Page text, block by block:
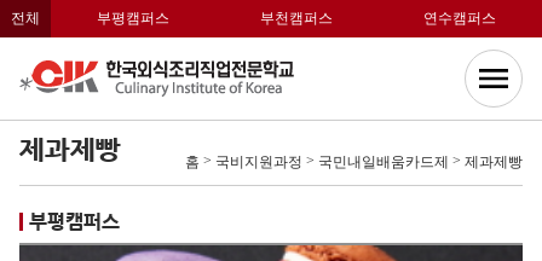
전체 부평캠퍼스 부천캠퍼스 연수캠퍼스
제과제빵 홈 > 국비지원과정 > 국민내일배움카드제 > 제과제빵
부평캠퍼스